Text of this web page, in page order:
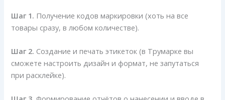
Шаг 1. Получение кодов маркировки (хоть на все
товары сразу, в любом количестве).
Шаг 2. Создание и печать этикеток (в Трумарке вы
сможете настроить дизайн и формат, не запутаться
при расклейке).